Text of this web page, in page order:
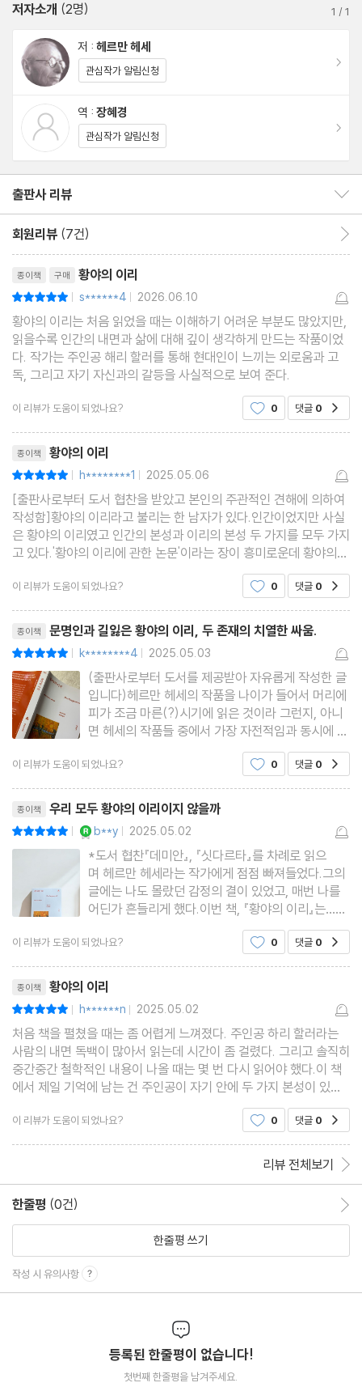
저자소개 (2명) 1 /1
저 : 헤르만 헤세
관심작가 알림신청
역 : 장혜경
관심작가 알림신청
출판사 리뷰
회원리뷰 (7건)
종이책 구매 황야의 이리
| s******4 | 2026.06.10
황야의 이리는 처음 읽었을 때는 이해하기 어려운 부분도 많았지만,
읽을수록 인간의 내면과 삶에 대해 깊이 생각하게 만드는 작품이었
다. 작가는 주인공 해리 할러를 통해 현대인이 느끼는 외로움과 고
독, 그리고 자기 자신과의 갈등을 사실적으로 보여 준다.
이 리뷰가 도움이 되었나요? 0 댓글 0
종이책 황야의 이리
| h********1 | 2025.05.06
[출판사로부터 도서 협찬을 받았고 본인의 주관적인 견해에 의하여
작성함]황야의 이리라고 불리는 한 남자가 있다.인간이었지만 사실
은 황야의 이리였고 인간의 본성과 이리의 본성 두 가지를 모두 가지
고 있다.'황야의 이리에 관한 논문'이라는 장이 흥미로운데 황야의
이리는 시민의 삶 대신 자유를 택했다.쉰 살 가량 되어 혼자 지내고
있는 하리라는 이름의 그는 외부에서 보기에는
이 리뷰가 도움이 되었나요? 0 댓글 0
종이책 문명인과 길잃은 황야의 이리, 두 존재의 치열한 싸움.
| k********4 | 2025.05.03
(출판사로부터 도서를 제공받아 자유롭게 작성한 글
입니다)헤르만 헤세의 작품을 나이가 들어서 머리에
피가 조금 마른(?)시기에 읽은 것이라 그런지, 아니
면 헤세의 작품들 중에서 가장 자전적임과 동시에 인
기가 많은 작품이라 그럴까.굉장히 몰입해서 읽은 독
서였다.⠀#헤르멘헤세 의 #황야의이리 (#문예출
거운 이름값에 쫄아서 겁
이 리뷰가 도움이 되었나요? 0 댓글 0
종이책 우리 모두 황야의 이리이지 않을까
| b**y | 2025.05.02
*도서 협찬『데미안』, 『싯다르타』를 차례로 읽으
며 헤르만 헤세라는 작가에게 점점 빠져들었다.그의
글에는 나도 몰랐던 감정의 결이 있었고, 매번 나를
어딘가 흔들리게 했다.이번 책, 『황야의 이리』는…가
장 강렬했지만, 동시에 가장 말로 옮기기 어려운 책
이었다.책장을 덮고 나서도 한동안, 느낌을 정리하기
두 개의 서
이 리뷰가 도움이 되었나요? 0 댓글 0
종이책 황야의 이리
| h******n | 2025.05.02
처음 책을 펼쳤을 때는 좀 어렵게 느껴졌다. 주인공 하리 할러라는
사람의 내면 독백이 많아서 읽는데 시간이 좀 걸렸다. 그리고 솔직히
중간중간 철학적인 내용이 나올 때는 몇 번 다시 읽어야 했다.이 책
에서 제일 기억에 남는 건 주인공이 자기 안에 두 가지 본성이 있다
고 생각하는 부분이다. 하나는 사회적인 인간, 다른 하나는 고독한
이리. 이 두 가지 사이에서 계속 갈등하는 모
이 리뷰가 도움이 되었나요? 0 댓글 0
리뷰 전체보기
한줄평 (0건)
한줄평 쓰기
작성 시 유의사항
등록된 한줄평이 없습니다!
첫번째 한줄평을 남겨주세요.